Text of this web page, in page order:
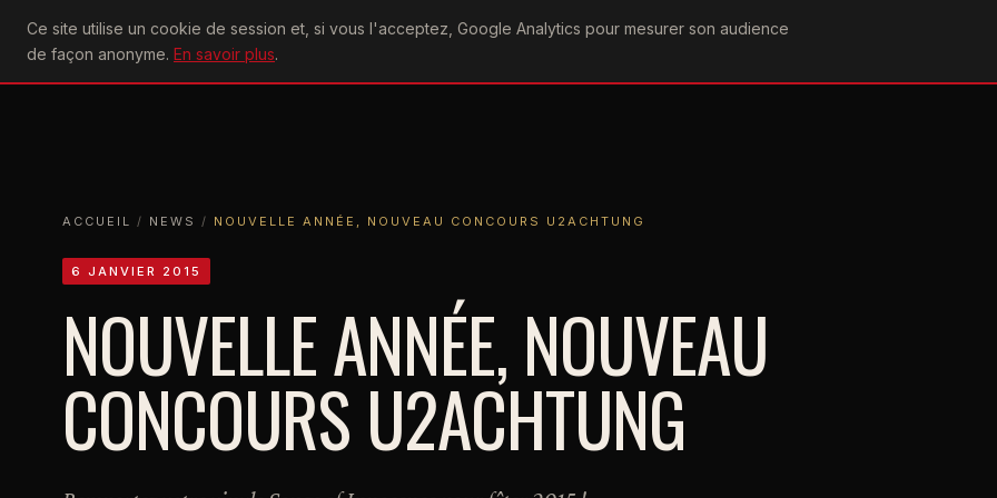
Ce site utilise un cookie de session et, si vous l'acceptez, Google Analytics pour mesurer son audience
de façon anonyme. En savoir plus.
U2achtung
ACCUEIL
ACTU CONCERTS DISCOGRAPHIEPAROLESVIDÉOGRAPHIEFORUMS
ACCUEIL / NEWS / NOUVELLE ANNÉE, NOUVEAU CONCOURS U2ACHTUNG
6 JANVIER 2015
NOUVELLE ANNÉE, NOUVEAU
CONCOURS U2ACHTUNG